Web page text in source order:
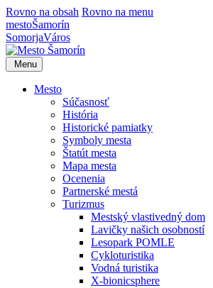
Rovno na obsah Rovno na menu
mestoŠamorín
SomorjaVáros
Menu
Mesto
Súčasnosť
História
Historické pamiatky
Symboly mesta
Štatút mesta
Mapa mesta
Ocenenia
Partnerské mestá
Turizmus
Mestský vlastivedný dom
Lavičky našich osobností
Lesopark POMLE
Cykloturistika
Vodná turistika
X-bionicsphere